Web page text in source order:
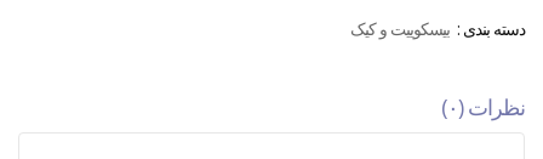
دسته بندی : بیسکوییت و کیک
نظرات (۰)